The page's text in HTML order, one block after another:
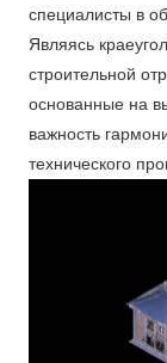
специалисты в
Являясь
строительной
основанные на
важность
технического